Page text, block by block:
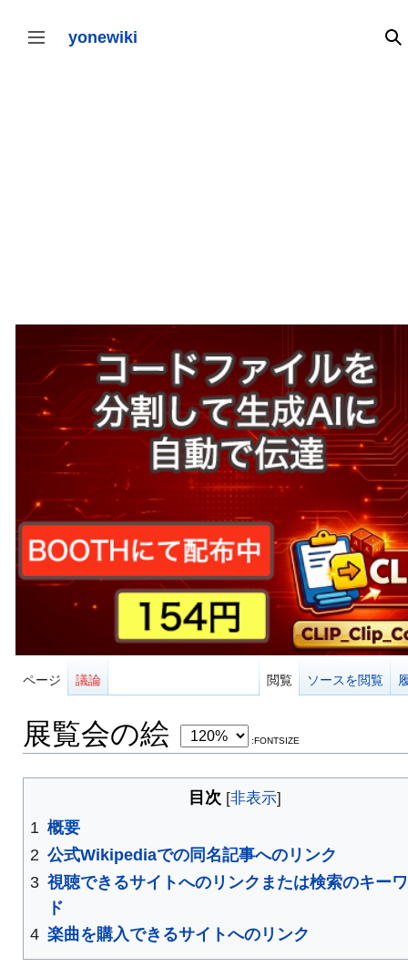
テ
サイドバーの切り替え yonewiki 検
ページ 議論 閲覧 ソースを閲覧
展覧会の絵 :FONTSIZE
目次
1 概要
2 公式Wikipediaでの同名記事へのリンク
3 視聴できるサイトへのリンクまたは検索のキー
ド
4 楽曲を購入できるサイトへのリンク